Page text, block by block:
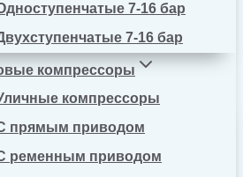
7-16 бар
7-16 бар
компрессоры
компрессоры
прямым приводом
ременным приводом